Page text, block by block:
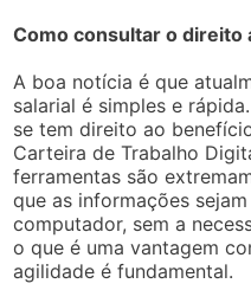
Como consultar o direito
A boa notícia é que
salarial é simples e
se tem direito ao
Carteira de Trabalho
ferramentas são
que as informações
computador, sem a
o que é uma vantagem
agilidade é fundamental.